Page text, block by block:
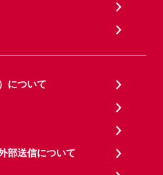
について
部送信について